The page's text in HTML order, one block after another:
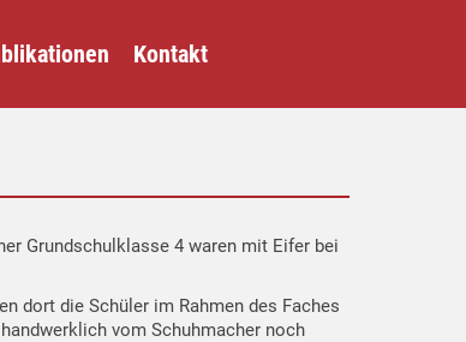
Kontakt
Grundschulklasse 4 waren mit Eifer bei
dort die Schüler im Rahmen des Faches
vom Schuhmacher noch